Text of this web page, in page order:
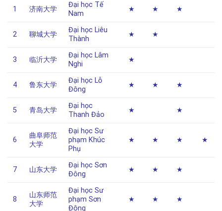
1 济南大学
Đại học Tế
Nam
★ ★ ★
2 聊城大学
Đại học Liêu
Thành
★ ★
3 临沂大学
Đại học Lâm
Nghi
★
4 鲁东大学
Đại học Lỗ
Đông
★ ★ ★
5 青岛大学
Đại học
Thanh Đảo
★ ★
6
曲阜师范
大学
Đại học Sư
phạm Khúc
Phụ
★ ★ ★ ★
7 山东大学
Đại học Sơn
Đông
★ ★ ★
8
山东师范
大学
Đại học Sư
phạm Sơn
Đông
★ ★ ★